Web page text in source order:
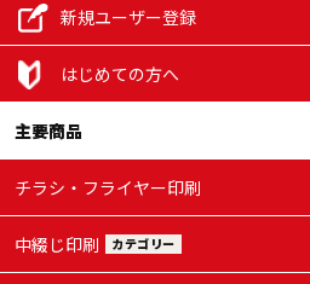
28,000部
29,000部
30,000部
40,000部
新規ユーザー登録
はじめての方へ
主要商品
チラシ・フライヤー印刷
中綴じ印刷 カテゴリー